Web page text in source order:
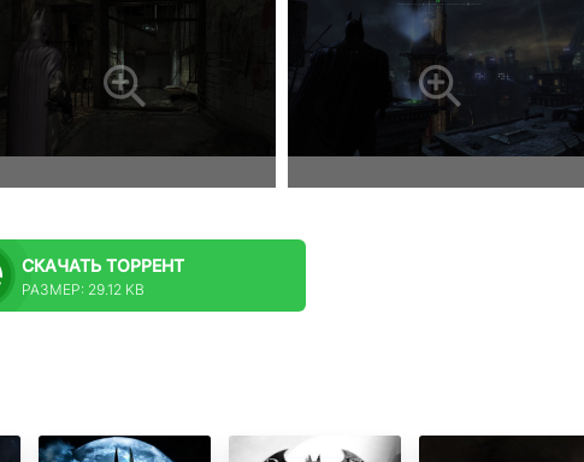
СКАЧАТЬ ТОРРЕНТ
РАЗМЕР: 29.12 KB